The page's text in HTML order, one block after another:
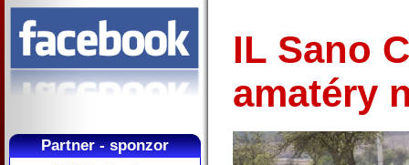
Partner - sponzor
IL Sano
amatéry